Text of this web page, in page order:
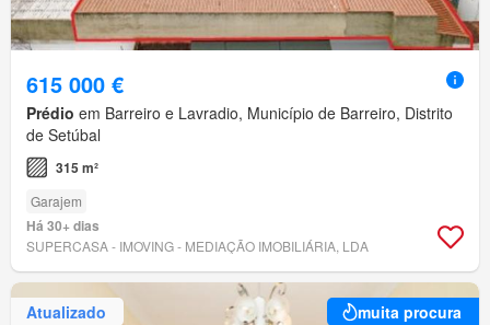
615 000 €
Prédio em Barreiro e Lavradio, Município de Barreiro, Distrito
de Setúbal
315 m²
Garajem
Há 30+ dias
SUPERCASA - IMOVING - MEDIAÇÃO IMOBILIÁRIA, LDA
Atualizado muita procura